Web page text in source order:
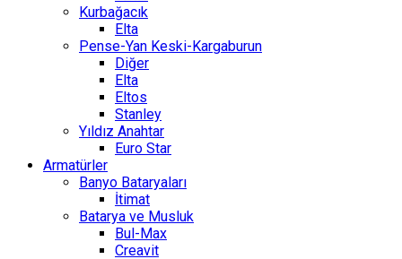
Kurbağacık
Elta
Pense-Yan Keski-Kargaburun
Diğer
Elta
Eltos
Stanley
Yıldız Anahtar
Euro Star
Armatürler
Banyo Bataryaları
İtimat
Batarya ve Musluk
Bul-Max
Creavit